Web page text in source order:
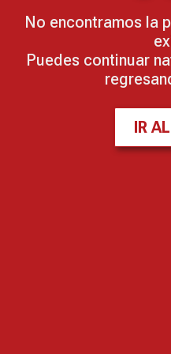
No encontramos la
Puedes continuar
IR